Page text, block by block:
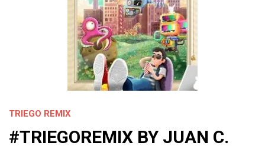
TRIEGO REMIX
#TRIEGOREMIX BY JUAN C.